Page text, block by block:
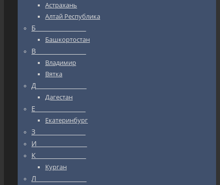
Астрахань
Алтай Республика
Б_________________
Башкортостан
В_________________
Владимир
Вятка
Д_________________
Дагестан
Е_________________
Екатеринбург
З_________________
И_________________
К_________________
Курган
Л_________________